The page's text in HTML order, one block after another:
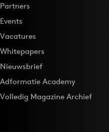
Partners
Events
Vacatures
Whitepapers
Nieuwsbrief
Adformatie Academy
Volledig Magazine Archief